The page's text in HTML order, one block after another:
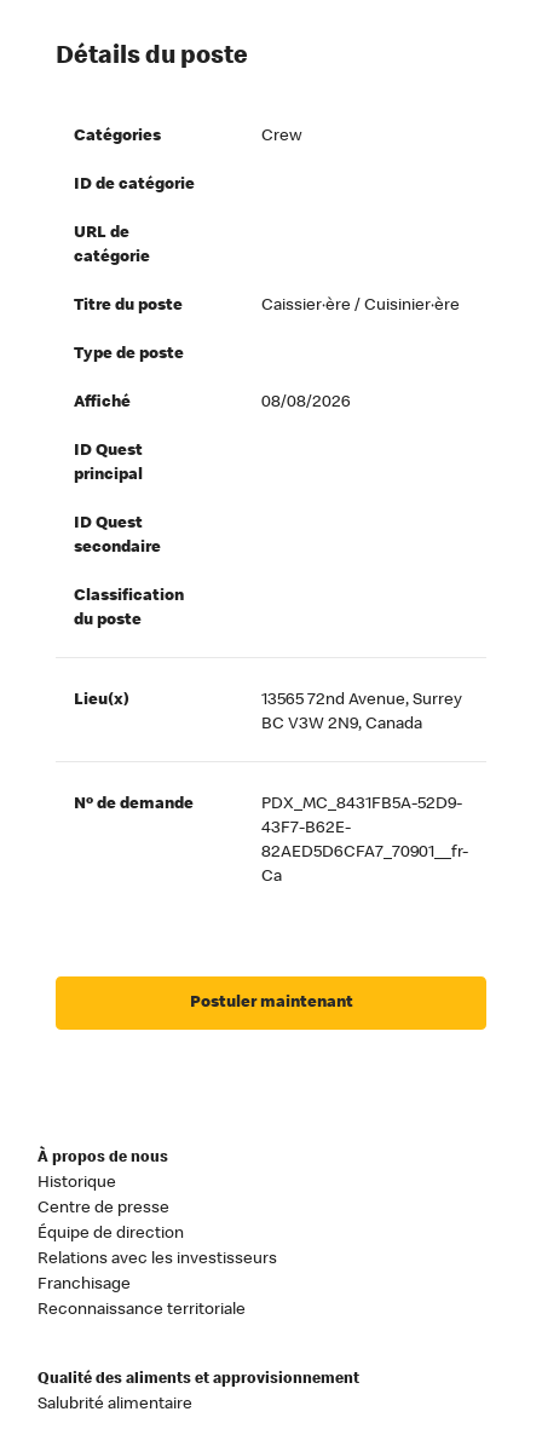
Détails du poste
Catégories Crew
ID de catégorie
URL de
catégorie
Titre du poste Caissier·ère / Cuisinier·ère
Type de poste
Affiché 08/08/2026
ID Quest
principal
ID Quest
secondaire
Classification
du poste
Lieu(x)
13565 72nd Avenue, Surrey
BC V3W 2N9, Canada
Nº de demande
PDX_MC_8431FB5A-52D9-
43F7-B62E-
82AED5D6CFA7_70901__fr-
Ca
Postuler maintenant
À propos de nous
Historique
Centre de presse
Équipe de direction
Relations avec les investisseurs
Franchisage
Reconnaissance territoriale
Qualité des aliments et approvisionnement
Salubrité alimentaire